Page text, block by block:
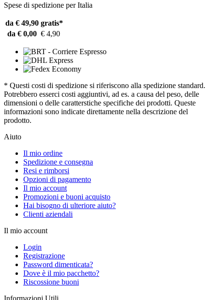
Spese di spedizione per Italia
da € 49,90 gratis*
da € 0,00 € 4,90
* Questi costi di spedizione si riferiscono alla spedizione standard.
Potrebbero esserci costi aggiuntivi, ad es. a causa del peso, delle
dimensioni o delle caratterstiche specifiche dei prodotti. Queste
informazioni sono indicate direttamente nella descrizione del
prodotto.
Aiuto
Il mio ordine
Spedizione e consegna
Resi e rimborsi
Opzioni di pagamento
Il mio account
Promozioni e buoni acquisto
Hai bisogno di ulteriore aiuto?
Clienti aziendali
Il mio account
Login
Registrazione
Password dimenticata?
Dove è il mio pacchetto?
Riscossione buoni
Informazioni Utili